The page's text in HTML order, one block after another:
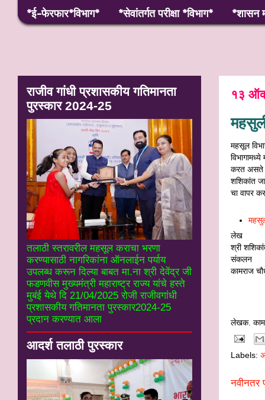
*ई-फेरफार*विभाग*
*सेवांतर्गत परीक्षा *विभाग* *शासन
१३
महसूल
करत असते
शशिकांत
चा वापर
लेख
श्री
संकलन
कामराज
लेखक.
Labels:
नवीनतर
राजीव गांधी प्रशासकीय गतिमानता
पुरस्कार 2024-25
तलाठी स्तरावरील महसूल कराचा भरणा
करण्यासाठी नागरिकांना ऑनलाईन पर्याय
उपलब्ध करून दिल्या बाबत मा.ना श्री देवेंद्र जी
फडणवीस मुख्यमंत्री महाराष्ट्र राज्य यांचे हस्ते
मुबंई येथे दि 21/04/2025 रोजी राजीवगांधी
प्रशासकीय गतिमानता पुरस्कार2024-25
प्रदान करण्यात आला
आदर्श तलाठी पुरस्कार